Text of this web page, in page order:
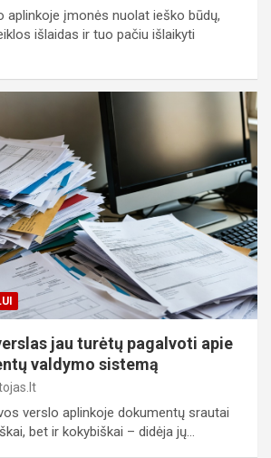
aplinkoje įmonės nuolat ieško būdų,
išlaidas ir tuo pačiu išlaikyti
jau turėtų pagalvoti apie
valdymo sistemą
verslo aplinkoje dokumentų srautai
bet ir kokybiškai – didėja jų…